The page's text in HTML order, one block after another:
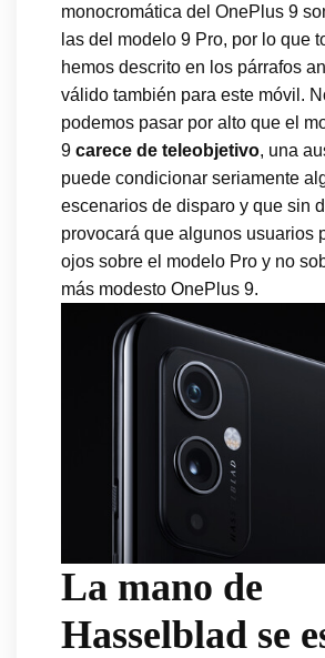
monocromática del OnePlus 9
las del modelo 9 Pro, por lo que
hemos descrito en los párrafos
válido también para este móvil.
podemos pasar por alto que el
9 carece de teleobjetivo, una
puede condicionar seriamente
escenarios de disparo y que sin
provocará que algunos usuarios
ojos sobre el modelo Pro y no
más modesto OnePlus 9.
La mano de
Hasselblad se